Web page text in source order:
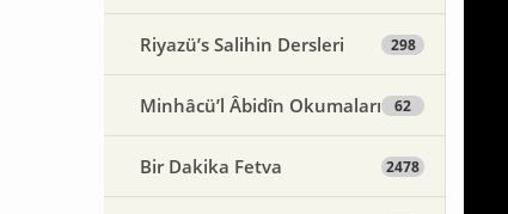
Riyazü’s Salihin Dersleri 298
Minhâcü’l Âbidîn Okumaları 62
Bir Dakika Fetva 2478